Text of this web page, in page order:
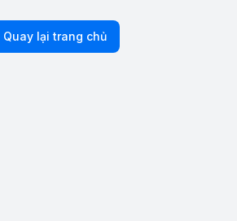
Quay lại trang chủ